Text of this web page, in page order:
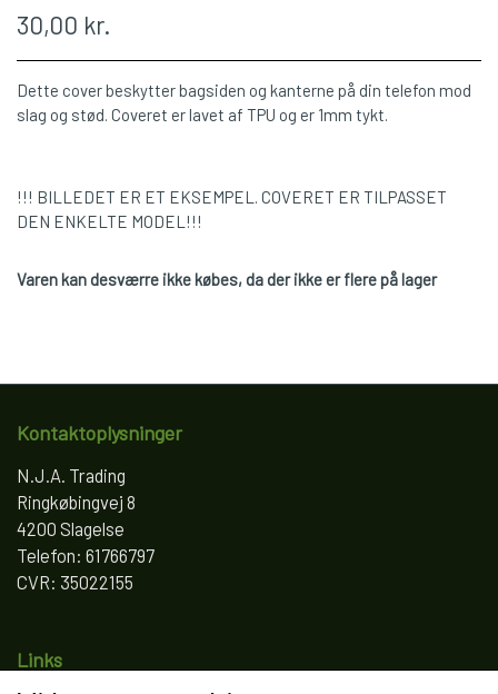
30,00 kr.
Dette cover beskytter bagsiden og kanterne på din telefon mod
slag og stød. Coveret er lavet af TPU og er 1mm tykt.
!!! BILLEDET ER ET EKSEMPEL. COVERET ER TILPASSET
DEN ENKELTE MODEL!!!
Varen kan desværre ikke købes, da der ikke er flere på lager
Kontaktoplysninger
N.J.A. Trading
Ringkøbingvej 8
4200 Slagelse
Telefon: 61766797
CVR: 35022155
Links